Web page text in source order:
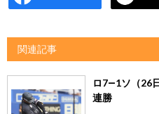
関連記事
ロ7―1ソ（26
連勝